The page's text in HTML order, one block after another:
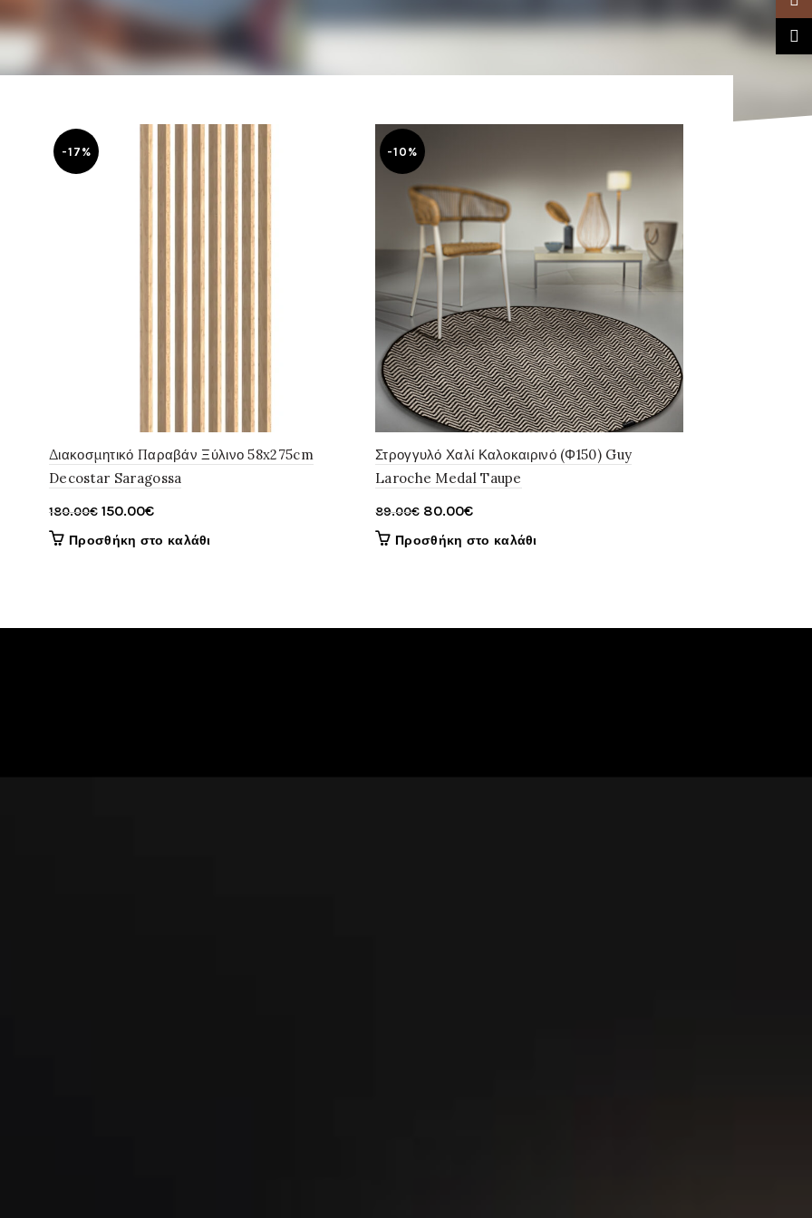
-17%
Διακοσμητικό Παραβάν Ξύλινο 58x275cm
Decostar Saragossa
180.00€ Original
price
150.00€Η
τρέχουσα
Προσθήκη στο καλάθι
-10%
Στρογγυλό Χαλί Καλοκαιρινό (Φ150) Guy
Laroche Medal Taupe
89.00€ Original
price
80.00€Η
τρέχουσα
Προσθήκη στο καλάθι
TikTok